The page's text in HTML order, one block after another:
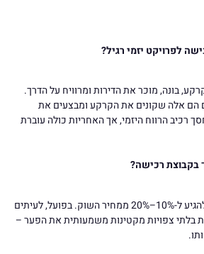
לפרויקט יזמי רגיל?
בונה, מוכר את הדירות ומרוויח על הדרך.
הם אלה שקונים את הקרקע ומבצעים את
רכיב הרווח היזמי, אך האחריות כולה עוברת
רכישה?
תיאורטית, החיסכון יכול להגיע ל-10%–20% ממחיר השוק. בפועל, לעיתים
בלתי צפויות מקטינות משמעותית את הפער –